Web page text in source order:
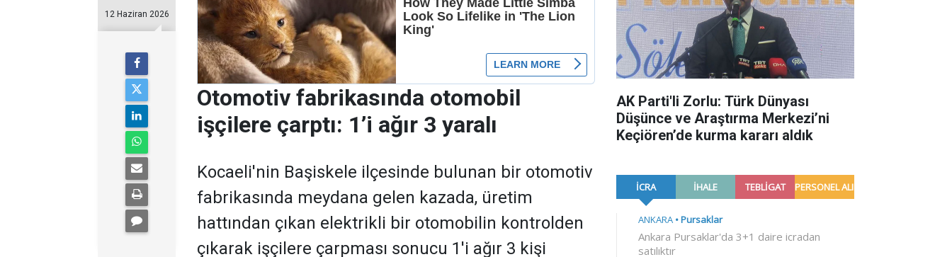
12 Haziran 2026
Otomotiv fabrikasında otomobil
işçilere çarptı: 1’i ağır 3 yaralı
Kocaeli'nin Başiskele ilçesinde bulunan bir otomotiv
fabrikasında meydana gelen kazada, üretim
hattından çıkan elektrikli bir otomobilin kontrolden
çıkarak işçilere çarpması sonucu 1'i ağır 3 kişi
AK Parti'li Zorlu: Türk Dünyası
Düşünce ve Araştırma Merkezi’ni
Keçiören’de kurma kararı aldık